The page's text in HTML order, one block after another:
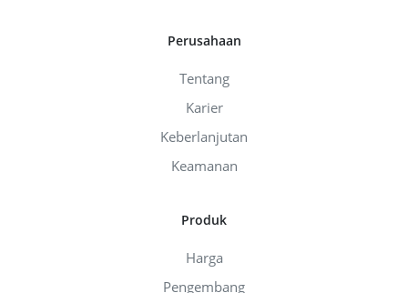
Perusahaan
Tentang
Karier
Keberlanjutan
Keamanan
Produk
Harga
Pengembang